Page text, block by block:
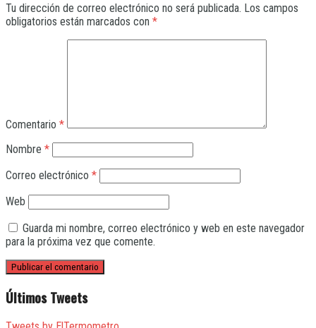
Tu dirección de correo electrónico no será publicada. Los campos
obligatorios están marcados con *
Comentario *
Nombre *
Correo electrónico *
Web
Guarda mi nombre, correo electrónico y web en este navegador
para la próxima vez que comente.
Últimos Tweets